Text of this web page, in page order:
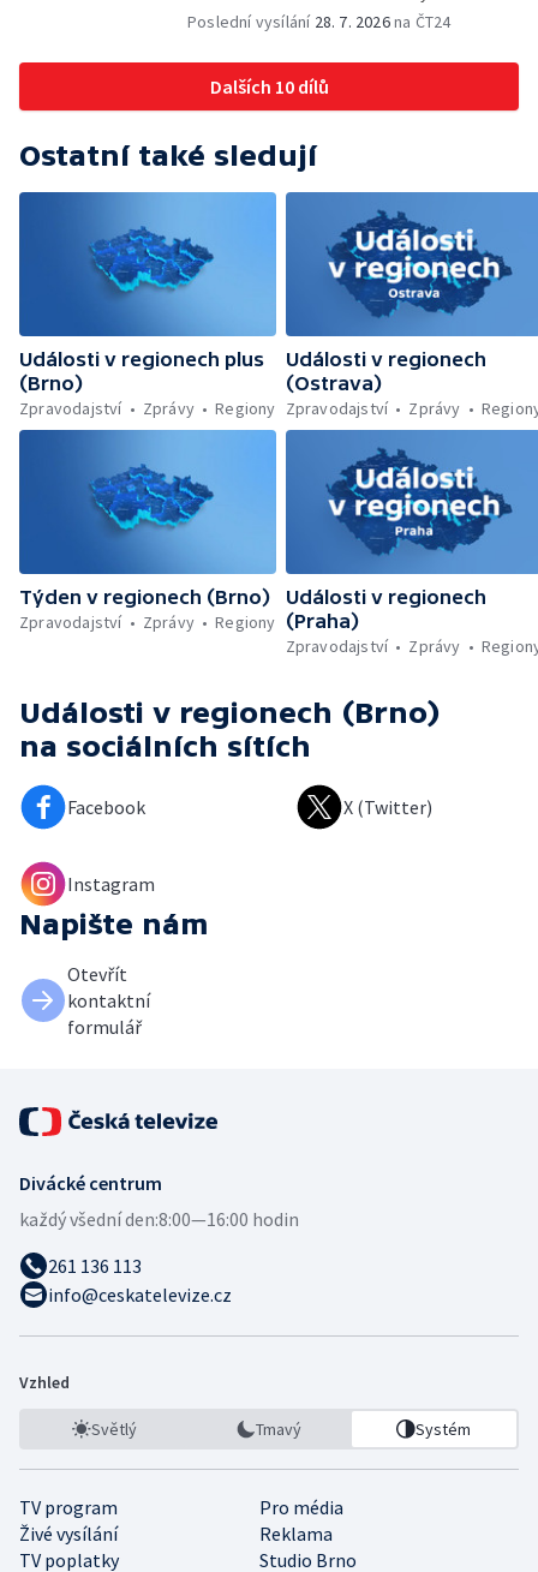
vína — Výhružky na magistrátu v Olomouci —
Brněnské týmy v první fotbalové lize —
Chystaná rekonstrukce bývalé věznice —
Nový seriál pro děti
Poslední vysílání 28. 7. 2026na ČT24
Dalších 10 dílů
Ostatní také sledují
Události v regionech plus
(Brno)
Zpravodajství
Zprávy Regiony
Události v regionech
(Ostrava)
Zpravodajství
Zprávy
Týden v regionech (Brno)
Zpravodajství
Zprávy Regiony
Události v regionech
(Praha)
Zpravodajství
Zprávy
Události v regionech (Brno)
na sociálních sítích
Facebook X (Twitter)
Instagram
Napište nám
Otevřít
kontaktní
formulář
Divácké centrum
každý všední den:8:00—16:00 hodin
261 136 113
info@ceskatelevize.cz
Vzhled
Světlý Tmavý Systém
TV program
Pro média
Živé vysílání
Reklama
TV poplatky
Studio Brno